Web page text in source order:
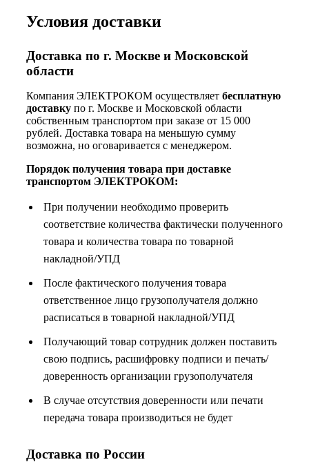
Условия доставки
Доставка по г. Москве и Московской
области
Компания ЭЛЕКТРОКОМ осуществляет бесплатную
доставку по г. Москве и Московской области
собственным транспортом при заказе от 15 000
рублей. Доставка товара на меньшую сумму
возможна, но оговаривается с менеджером.
Порядок получения товара при доставке
транспортом ЭЛЕКТРОКОМ:
При получении необходимо проверить
соответствие количества фактически полученного
товара и количества товара по товарной
накладной/УПД
После фактического получения товара
ответственное лицо грузополучателя должно
расписаться в товарной накладной/УПД
Получающий товар сотрудник должен поставить
свою подпись, расшифровку подписи и печать/
доверенность организации грузополучателя
В случае отсутствия доверенности или печати
передача товара производиться не будет
Доставка по России